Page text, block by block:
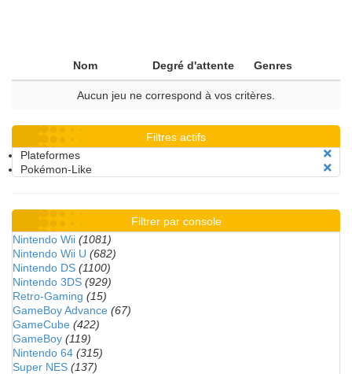
Nom Degré d'attente Genres
Aucun jeu ne correspond à vos critères.
Filtres actifs
Plateformes
Pokémon-Like
Filtrer par console
Nintendo Wii (1081)
Nintendo Wii U (682)
Nintendo DS (1100)
Nintendo 3DS (929)
Retro-Gaming (15)
GameBoy Advance (67)
GameCube (422)
GameBoy (119)
Nintendo 64 (315)
Super NES (137)